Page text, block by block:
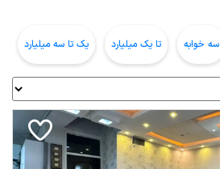
سه خوابه تا یک میلیارد یک تا سه میلیارد